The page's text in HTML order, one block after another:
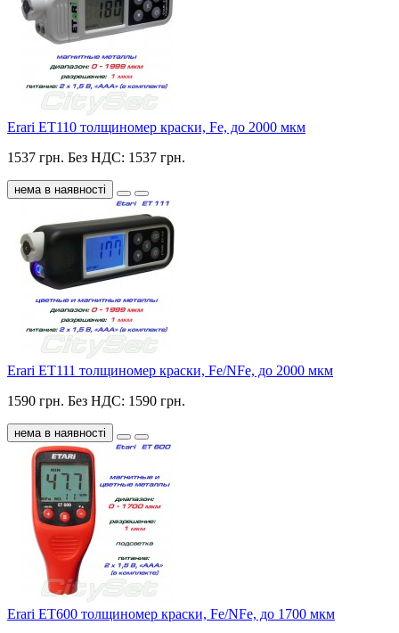
Erari ET110 толщиномер краски, Fe, до 2000 мкм
1537 грн. Без НДС: 1537 грн.
нема в наявності
Erari ET111 толщиномер краски, Fe/NFe, до 2000 мкм
1590 грн. Без НДС: 1590 грн.
нема в наявності
Erari ET600 толщиномер краски, Fe/NFe, до 1700 мкм